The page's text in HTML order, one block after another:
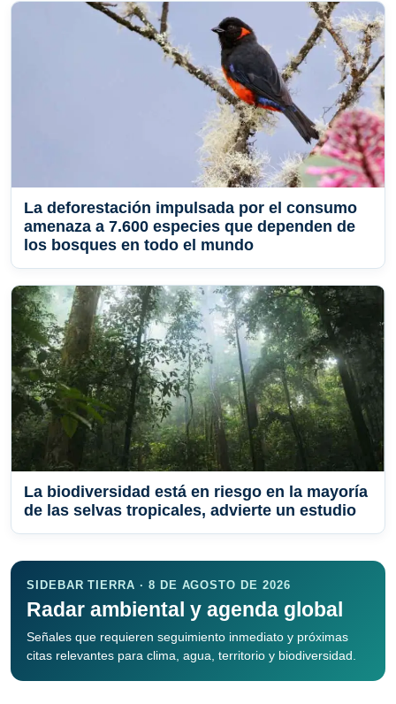
La deforestación impulsada por el consumo
amenaza a 7.600 especies que dependen de
los bosques en todo el mundo
La biodiversidad está en riesgo en la mayoría
de las selvas tropicales, advierte un estudio
SIDEBAR TIERRA · 8 DE AGOSTO DE 2026
Radar ambiental y agenda global
Señales que requieren seguimiento inmediato y próximas
citas relevantes para clima, agua, territorio y biodiversidad.